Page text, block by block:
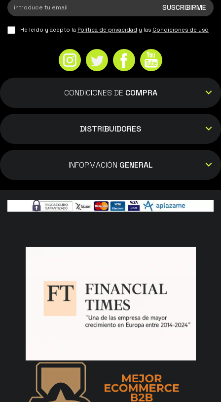
He leído y acepto la Política de privacidad y las Condiciones de uso
CONDICIONES DE COMPRA
DISTRIBUIDORES
INFORMACIÓN GENERAL